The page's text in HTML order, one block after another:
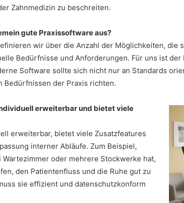
Zahnmedizin zu beschreiten.
gute Praxissoftware aus?
wir über die Anzahl der Möglichkeiten, die
Bedürfnisse und Anforderungen. Für uns ist der
Software sollte sich nicht nur an Standards
Bedürfnissen der Praxis richten.
erweiterbar und bietet viele
erweiterbar, bietet viele Zusatzfeatures
interner Abläufe. Zum Beispiel,
oder mehrere Stockwerke hat,
den Patientenfluss und die Ruhe gut zu
sie effizient und datenschutzkonform